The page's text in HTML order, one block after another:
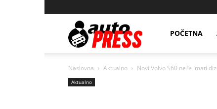
AutopressHRPOČETNA
Naslovna Aktualno Novi Volvo S60 ne?e imati
Aktualno